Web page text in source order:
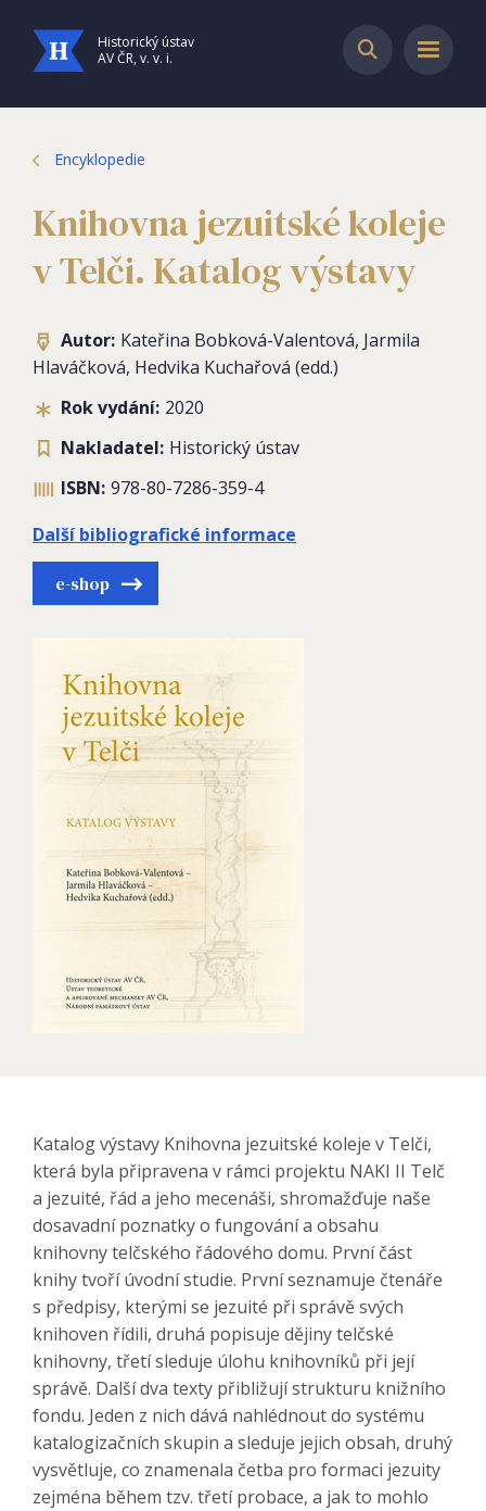
Historický ústav
AV ČR, v. v. i.
Encyklopedie
Knihovna jezuitské koleje
v Telči. Katalog výstavy
Autor: Kateřina Bobková-Valentová, Jarmila
Hlaváčková, Hedvika Kuchařová (edd.)
Rok vydání: 2020
Nakladatel: Historický ústav
ISBN: 978-80-7286-359-4
Další bibliografické informace
e-shop
Katalog výstavy Knihovna jezuitské koleje v Telči,
která byla připravena v rámci projektu NAKI II Telč
a jezuité, řád a jeho mecenáši, shromažďuje naše
dosavadní poznatky o fungování a obsahu
knihovny telčského řádového domu. První část
knihy tvoří úvodní studie. První seznamuje čtenáře
s předpisy, kterými se jezuité při správě svých
knihoven řídili, druhá popisuje dějiny telčské
knihovny, třetí sleduje úlohu knihovníků při její
správě. Další dva texty přibližují strukturu knižního
fondu. Jeden z nich dává nahlédnout do systému
katalogizačních skupin a sleduje jejich obsah, druhý
vysvětluje, co znamenala četba pro formaci jezuity
zejména během tzv. třetí probace, a jak to mohlo